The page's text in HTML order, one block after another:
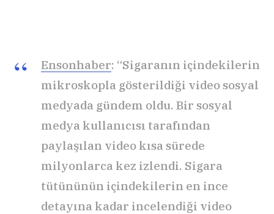
Ensonhaber: “Sigaranın içindekilerin
mikroskopla gösterildiği video sosyal
medyada gündem oldu. Bir sosyal
medya kullanıcısı tarafından
paylaşılan video kısa sürede
milyonlarca kez izlendi. Sigara
tütününün içindekilerin en ince
detayına kadar incelendiği video